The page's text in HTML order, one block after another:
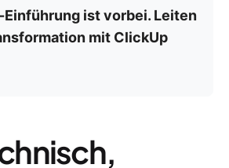
Einführung ist vorbei. Leiten
mit ClickUp